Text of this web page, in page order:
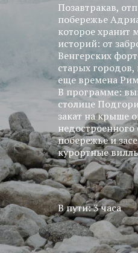
Позавтракав,
побережье
которое хранит
историй: от
Венгерских
старых
еще времена
В программе:
столице
закат на крыше
недостроенного
побережье и
курортные
В пути: 3 часа